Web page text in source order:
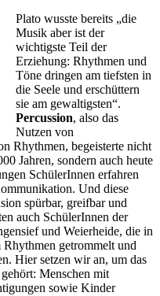
Plato wusste bereits „die
Musik aber ist der
wichtigste Teil der
Erziehung: Rhyth­men und
Töne dringen am tiefsten in
die Seele und erschüttern
sie am gewaltigsten“.
Percussion, also das
Nutzen von
Rhythmen, begeisterte nicht
Jahren, son­dern auch heute
SchülerInnen er­fahren
Und diese
spürbar, greifbar und
auch SchülerInnen der
und Weierheide, die in
Rhythmen getrommelt und
Hier setzen wir an, um das
Menschen mit
sowie Kinder